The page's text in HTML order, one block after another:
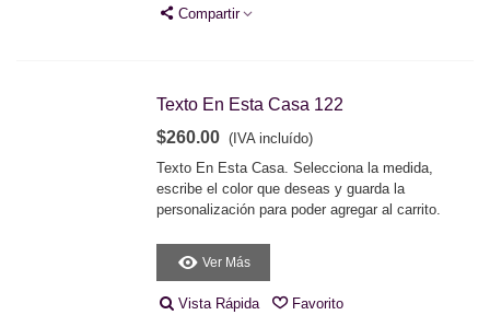
Compartir
Texto En Esta Casa 122
$260.00 (IVA incluído)
Texto En Esta Casa. Selecciona la medida,
escribe el color que deseas y guarda la
personalización para poder agregar al carrito.
Ver Más
Vista Rápida
Favorito